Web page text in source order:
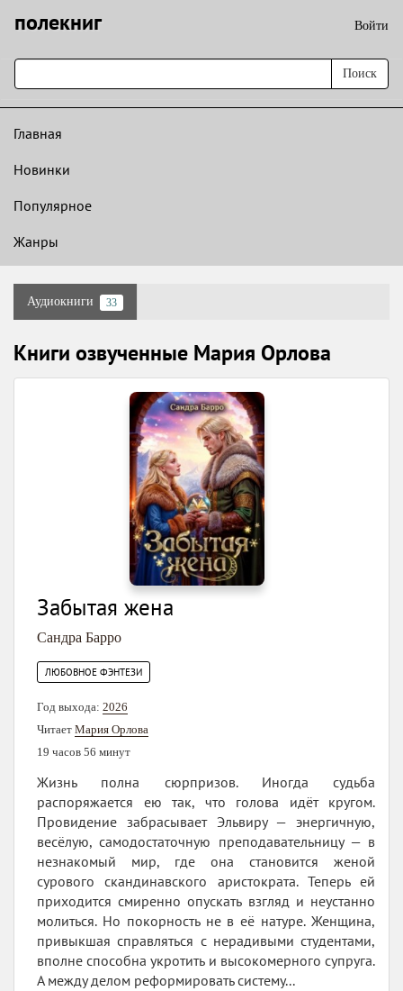
полекниг Войти
Поиск
Главная
Новинки
Популярное
Жанры
Аудиокниги 33
Книги озвученные Мария Орлова
Забытая жена
Сандра Барро
ЛЮБОВНОЕ ФЭНТЕЗИ
Год выхода: 2026
Читает Мария Орлова
19 часов 56 минут
Жизнь полна сюрпризов. Иногда судьба
распоряжается ею так, что голова идёт кругом.
Провидение забрасывает Эльвиру — энергичную,
весёлую, самодостаточную преподавательницу — в
незнакомый мир, где она становится женой
сурового скандинавского аристократа. Теперь ей
приходится смиренно опускать взгляд и неустанно
молиться. Но покорность не в её натуре. Женщина,
привыкшая справляться с нерадивыми студентами,
вполне способна укротить и высокомерного супруга.
А между делом реформировать систему...